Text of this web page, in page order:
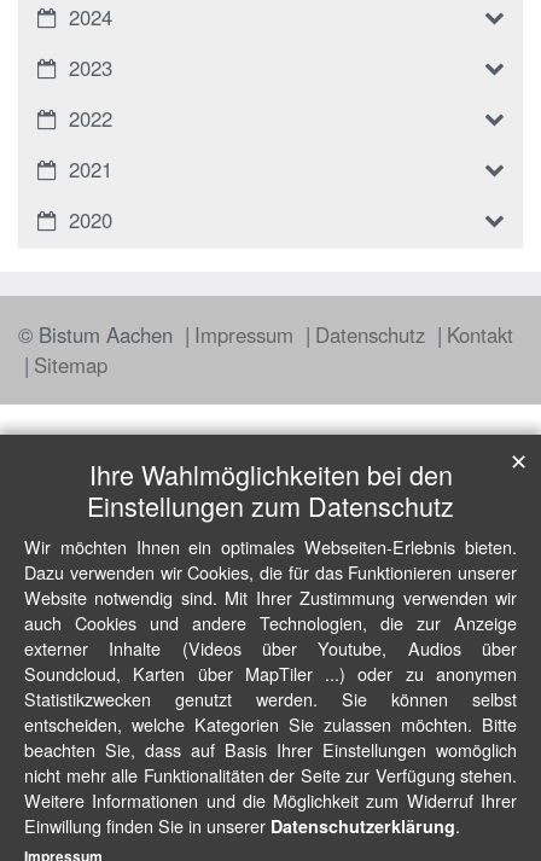
2024
2023
2022
2021
2020
© Bistum Aachen Impressum Datenschutz
Kontakt
Sitemap
Ihre Wahlmöglichkeiten bei den
Einstellungen zum Datenschutz
Wir möchten Ihnen ein optimales Webseiten-Erlebnis bieten.
Dazu verwenden wir Cookies, die für das Funktionieren unserer
Website notwendig sind. Mit Ihrer Zustimmung verwenden wir
auch Cookies und andere Technologien, die zur Anzeige
externer Inhalte (Videos über Youtube, Audios über
Soundcloud, Karten über MapTiler ...) oder zu anonymen
Statistikzwecken genutzt werden. Sie können selbst
entscheiden, welche Kategorien Sie zulassen möchten. Bitte
beachten Sie, dass auf Basis Ihrer Einstellungen womöglich
nicht mehr alle Funktionalitäten der Seite zur Verfügung stehen.
Weitere Informationen und die Möglichkeit zum Widerruf Ihrer
Einwillung finden Sie in unserer Datenschutzerklärung.
✕
Impressum